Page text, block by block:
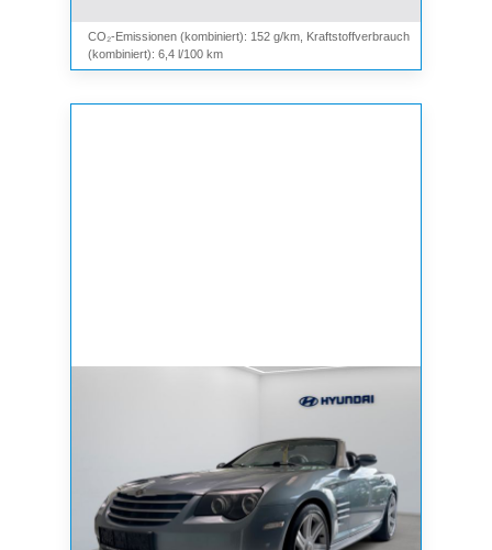
CO₂-Emissionen (kombiniert): 152 g/km, Kraftstoffverbrauch
(kombiniert): 6,4 l/100 km